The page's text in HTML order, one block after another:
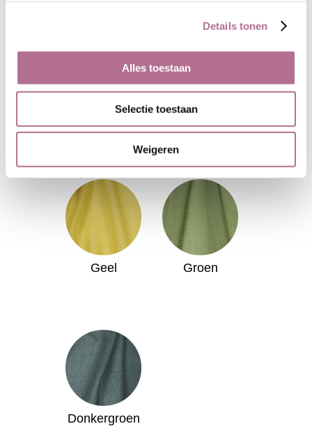
Details tonen
Alles toestaan
Selectie toestaan
Weigeren
Heldergeel Lichtgeel
Geel Groen
Donkergroen